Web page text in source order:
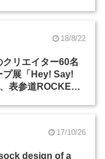
18/8/22
リエイター60名
プ展「Hey! Say!
表参道ROCKET
17/10/26
design of a